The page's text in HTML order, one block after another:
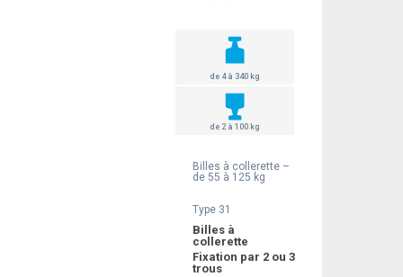
de 4 à 340 kg
de 2 à 100 kg
Billes à collerette –
de 55 à 125 kg
Type 31
Billes à
collerette
Fixation par 2 ou 3
trous